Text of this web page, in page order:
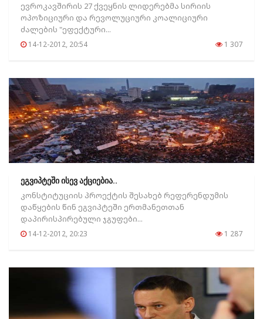
ევროკავშირის 27 ქვეყნის ლიდერებმა სირიის
ოპოზიციური და რევოლუციური კოალიციური
ძალების "ეფექტური...
14-12-2012, 20:54 1 307
ეგვიპტეში ისევ აქციებია..
კონსტიტუციის პროექტის შესახებ რეფერენდუმის
დაწყების წინ ეგვიპტეში ერთმანეთთან
დაპირისპირებული ჯგუფები...
14-12-2012, 20:23 1 287